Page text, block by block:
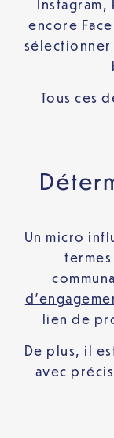
Instagram,
encore
sélectionner
Tous ces
Un micro
lien de
De plus, il
avec